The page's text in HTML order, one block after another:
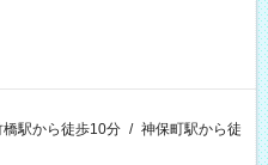
橋駅から徒歩10分 / 神保町駅から徒